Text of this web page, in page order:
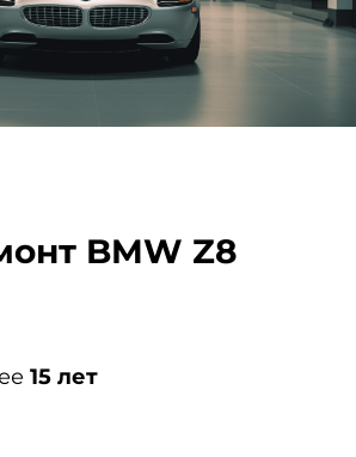
BMW Z8
15 лет